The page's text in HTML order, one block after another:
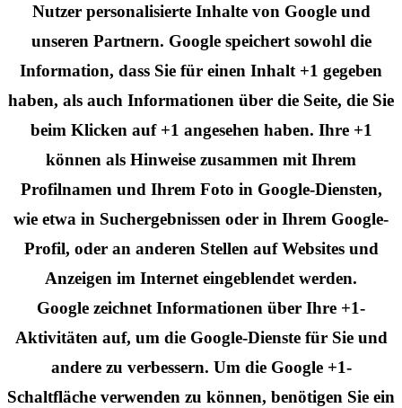
Nutzer personalisierte Inhalte von Google und
unseren Partnern. Google speichert sowohl die
Information, dass Sie für einen Inhalt +1 gegeben
haben, als auch Informationen über die Seite, die Sie
beim Klicken auf +1 angesehen haben. Ihre +1
können als Hinweise zusammen mit Ihrem
Profilnamen und Ihrem Foto in Google-Diensten,
wie etwa in Suchergebnissen oder in Ihrem Google-
Profil, oder an anderen Stellen auf Websites und
Anzeigen im Internet eingeblendet werden.
Google zeichnet Informationen über Ihre +1-
Aktivitäten auf, um die Google-Dienste für Sie und
andere zu verbessern. Um die Google +1-
Schaltfläche verwenden zu können, benötigen Sie ein